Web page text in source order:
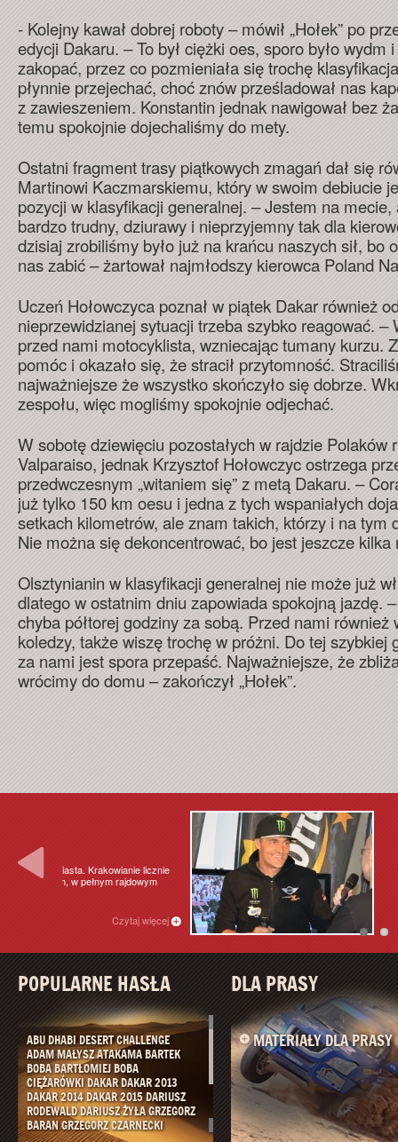
- Kolejny kawał dobrej roboty – mówił „Hołek” po
edycji Dakaru. – To był ciężki oes, sporo było wydm
zakopać, przez co pozmieniała się trochę
płynnie przejechać, choć znów prześladował nas
z zawieszeniem. Konstantin jednak nawigował bez
temu spokojnie dojechaliśmy do mety.
Ostatni fragment trasy piątkowych zmagań dał się
Martinowi Kaczmarskiemu, który w swoim debiucie
pozycji w klasyfikacji generalnej. – Jestem na mecie,
bardzo trudny, dziurawy i nieprzyjemny tak dla
dzisiaj zrobiliśmy było już na krańcu naszych sił, bo
nas zabić – żartował najmłodszy kierowca Poland
Uczeń Hołowczyca poznał w piątek Dakar również
nieprzewidzianej sytuacji trzeba szybko reagować. –
przed nami motocyklista, wzniecając tumany kurzu.
pomóc i okazało się, że stracił przytomność.
najważniejsze że wszystko skończyło się dobrze.
zespołu, więc mogliśmy spokojnie odjechać.
W sobotę dziewięciu pozostałych w rajdzie Polaków
Valparaiso, jednak Krzysztof Hołowczyc ostrzega
przedwczesnym „witaniem się” z metą Dakaru. –
już tylko 150 km oesu i jedna z tych wspaniałych
setkach kilometrów, ale znam takich, którzy i na tym
Nie można się dekoncentrować, bo jest jeszcze
Olsztynianin w klasyfikacji generalnej nie może już
dlatego w ostatnim dniu zapowiada spokojną jazdę.
chyba półtorej godziny za sobą. Przed nami również
koledzy, także wiszę trochę w próżni. Do tej szybkiej
za nami jest spora przepaść. Najważniejsze, że
wrócimy do domu – zakończył „Hołek”.
licznie
WARTO
KRZYSZTOF
Wczoraj powrócił do
kategorii samochodów.
POPULARNE HASŁA
ABU DHABI DESERT CHALLENGE
ADAM MAŁYSZATAKAMA BARTEK
BOBABARTŁOMIEJ BOBA
CIĘŻARÓWKI DAKARDAKAR 2013
DAKAR 2014 DAKAR 2015DARIUSZ
RODEWALDDARIUSZ ŻYŁAGRZEGORZ
BARANGRZEGORZ CZARNECKI
DLA PRASY
MATERIAŁY DLA PRASY